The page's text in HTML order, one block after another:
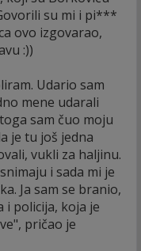
su mi i pi***
ovo izgovarao,
:))
Udario sam
mene udarali
sam čuo moju
je tu još jedna
vukli za haljinu.
i sada mi je
Ja sam se branio,
policija, koja je
pričao je